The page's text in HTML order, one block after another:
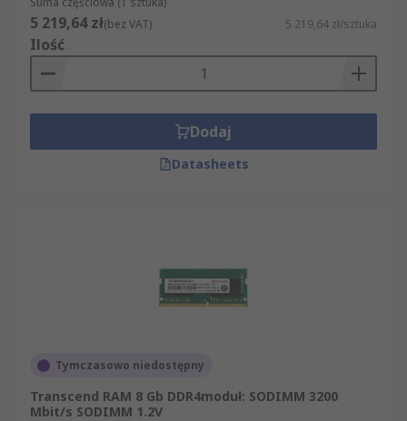
5 219,64 zł(bez VAT) 5 219,64 zł/sztuka
Ilość
Dodaj
Datasheets
Tymczasowo niedostępny
Transcend RAM 8 Gb DDR4moduł: SODIMM 3200
Mbit/s SODIMM 1.2V